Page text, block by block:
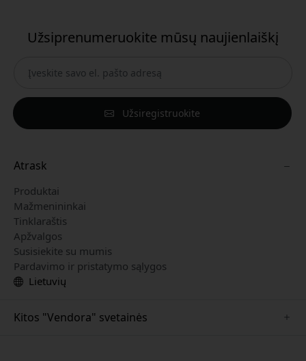
Užsiprenumeruokite mūsų naujienlaiškį
Užsiregistruokite
Atrask
Produktai
Mažmenininkai
Tinklaraštis
Apžvalgos
Susisiekite su mumis
Pardavimo ir pristatymo sąlygos
Lietuvių
Kitos "Vendora" svetainės